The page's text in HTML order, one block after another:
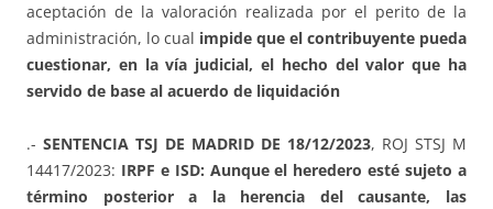
aceptación de la valoración realizada por el perito de la
administración, lo cual impide que el contribuyente pueda
cuestionar, en la vía judicial, el hecho del valor que ha
servido de base al acuerdo de liquidación
.- SENTENCIA TSJ DE MADRID DE 18/12/2023, ROJ STSJ M
14417/2023: IRPF e ISD: Aunque el heredero esté sujeto a
término posterior a la herencia del causante, las